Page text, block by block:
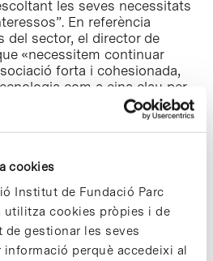
cookies
Institut de Fundació Parc
utilitza cookies pròpies i de
gestionar les seves
perquè accedeixi al
les seves necessitats
En referència
del sector, el director de
«necessitem continuar
forta i cohesionada,
com a eina clau per
al nostre país i que
de les empreses
internacionals per